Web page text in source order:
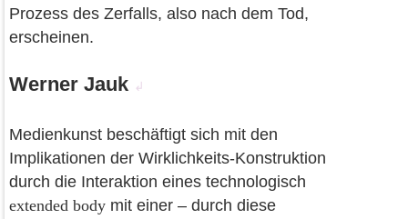
Prozess des Zerfalls, also nach dem Tod,
erscheinen.
Werner Jauk ↲
Medienkunst beschäftigt sich mit den
Implikationen der Wirklichkeits-Konstruktion
durch die Interaktion eines technologisch
extended body mit einer – durch diese